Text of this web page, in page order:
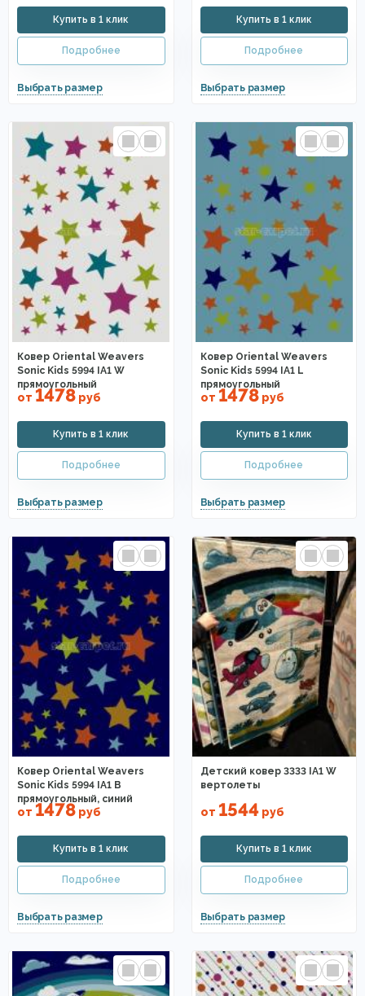
Ковер Oriental Weavers
Sonic Kids 5994 IA1 W
прямоугольный
от 1478 руб
Ковер Oriental Weavers
Sonic Kids 5994 IA1 L
прямоугольный
от 1478руб
Ковер Oriental Weavers
Sonic Kids 5994 IA1 B
прямоугольный, синий
от 1478 руб
Детский ковер 3333 IA1 W
вертолеты
от 1544руб